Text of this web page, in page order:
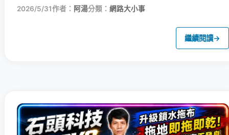
2026/5/31作者： 阿湯分類： 網路大小事
繼續閱讀→